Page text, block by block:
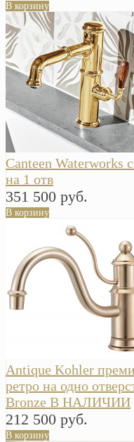
В корзину
Canteen Waterworks
на 1 отв
351 500 руб.
В корзину
Antique Kohler
ретро на одно
Bronze В НАЛИЧИИ
212 500 руб.
В корзину